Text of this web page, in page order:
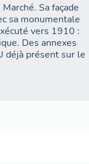
Sa façade
sa monumentale
vers 1910 :
Des annexes
déjà présent sur le